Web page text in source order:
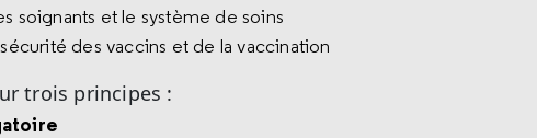
soignants et le système de soins
des vaccins et de la vaccination
trois principes :